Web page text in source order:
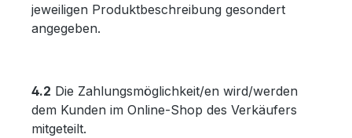
jeweiligen Produktbeschreibung gesondert
angegeben.
4.2 Die Zahlungsmöglichkeit/en wird/werden
dem Kunden im Online-Shop des Verkäufers
mitgeteilt.